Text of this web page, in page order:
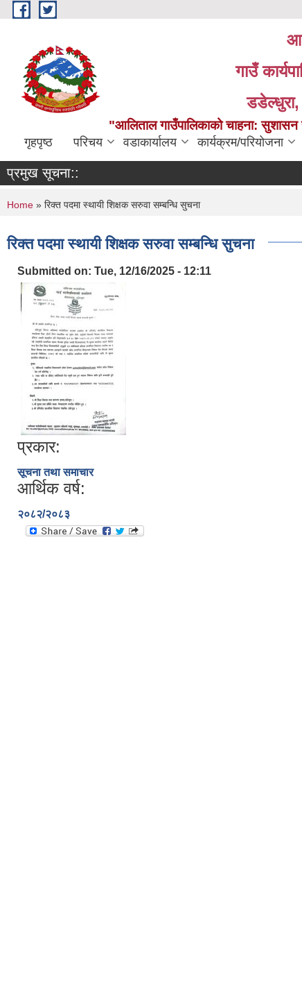
Skip to main content
गाउँ
"आलिताल गाउँपालिकाको चाहना:
गृहपृष्ठ परिचय वडाकार्यालय कार्यक्रम/परियोजना
प्रमुख सूचना::
You are here
Home » रिक्त पदमा स्थायी शिक्षक सरुवा सम्बन्धि सुचना
रिक्त पदमा स्थायी शिक्षक सरुवा सम्बन्धि सुचना
Submitted on: Tue, 12/16/2025 - 12:11
प्रकार:
सूचना तथा समाचार
आर्थिक वर्ष:
२०८२/२०८३